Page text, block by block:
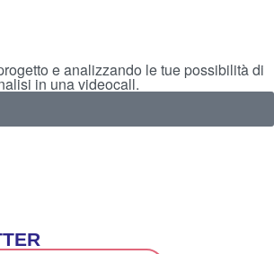
e analizzando le tue possibilità di
in una videocall.